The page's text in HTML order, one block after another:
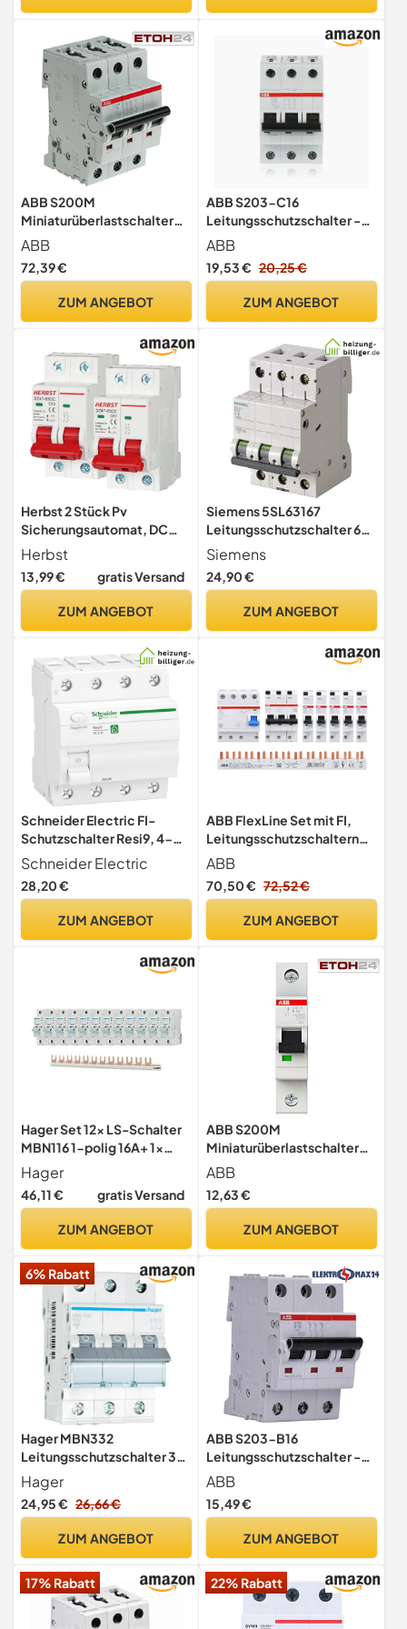
ABB S200M
Miniaturüberlastschalter
Typ C, Pol 3-polig 16A 440V
ac, Abschaltvermögen 10
kA System Pro M Compact
ABB
72,39 €
ZUM ANGEBOT
ABB S203-C16
Leitungsschutzschalter -
3-polig 16A
Sicherungsautomat Typ C
ABB
19,53 € 20,25 €
ZUM ANGEBOT
Herbst 2 Stück Pv
Sicherungsautomat, DC
1000V 63A 2 Polig DZ47-
C63 DC
Herbst
13,99 € gratis Versand
ZUM ANGEBOT
Siemens 5SL63167
Leitungsschutzschalter 6kA
C16 3P in 3TE 400V, MCB,
Sicherungsautomat
Siemens
24,90 €
ZUM ANGEBOT
Schneider Electric FI-
Schutzschalter Resi9, 4-
polig, R9R22440
Schneider Electric
28,20 €
ZUM ANGEBOT
ABB FlexLine Set mit FI,
Leitungsschutzschaltern
und Phasenschiene
ABB
70,50 € 72,52 €
ZUM ANGEBOT
Hager Set 12x LS-Schalter
MBN116 1-polig 16A+ 1x
Phasenschiene KDN163A
Hager
46,11 € gratis Versand
ZUM ANGEBOT
ABB S200M
Miniaturüberlastschalter
Typ B, Pol 1-polig 13A 400V
ac, Abschaltvermögen 10
kA System Pro M Compact,
ABB
12,63 €
ZUM ANGEBOT
6% Rabatt
Hager MBN332
Leitungsschutzschalter 3-
polig 32A B-Charakteristik
6kA
Hager
24,95 € 26,66 €
ZUM ANGEBOT
ABB S203-B16
Leitungsschutzschalter -
3-polig 16A
Sicherungsautomat Typ B
ABB
15,49 €
ZUM ANGEBOT
17% Rabatt 22% Rabatt